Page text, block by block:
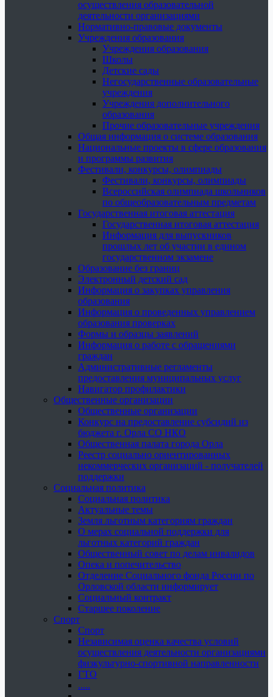
осуществления образовательной
деятельности организациями
Нормативно-правовые документы
Учреждения образования
Учреждения образования
Школы
Детские сады
Негосударственные образовательные
учреждения
Учреждения дополнительного
образования
Прочие образовательные учреждения
Общая информация о системе образования
Национальные проекты в сфере образования
и программы развития
Фестивали, конкурсы, олимпиады
Фестивали, конкурсы, олимпиады
Всероссийская олимпиада школьников
по общеобразовательным предметам
Государственная итоговая аттестация
Государственная итоговая аттестация
Информация для выпускников
прошлых лет об участии в едином
государственном экзамене
Образование без границ
Электронный детский сад
Информация о закупках управления
образования
Информация о проведенных управлением
образования проверках
Формы и образцы заявлений
Информация о работе с обращениями
граждан
Административные регламенты
предоставления муниципальных услуг
Навигатор профилактики
Общественные организации
Общественные организации
Конкурс на предоставление субсидий из
бюджета г. Орла СО НКО
Общественная палата города Орла
Реестр социально ориентированных
некоммерческих организаций - получателей
поддержки
Социальная политика
Социальная политика
Актуальные темы
Земля льготным категориям граждан
О мерах социальной поддержки для
льготных категорий граждан
Общественный совет по делам инвалидов
Опека и попечительство
Отделение Социального фонда России по
Орловской области информирует
Социальный контракт
Старшее поколение
Спорт
Спорт
Независимая оценка качества условий
осуществления деятельности организациями
физкультурно-спортивной направленности
ГТО
.....